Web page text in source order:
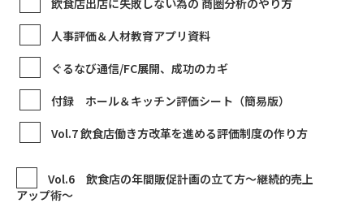
飲食店出店に失敗しない為の 商圏分析のやり方
人事評価＆人材教育アプリ資料
ぐるなび通信/FC展開、成功のカギ
付録 ホール＆キッチン評価シート（簡易版）
Vol.7 飲食店働き方改革を進める評価制度の作り方
Vol.6 飲食店の年間販促計画の立て方～継続的売上
アップ術～